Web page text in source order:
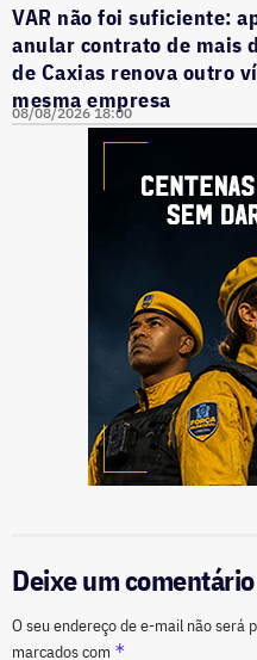
VAR não foi suficiente:
anular contrato de mais
de Caxias renova outro
mesma empresa
08/08/2026 18:00
Deixe um comentário
O seu endereço de e-mail não será
marcados com *